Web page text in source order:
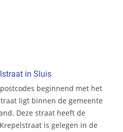
in Sluis
beginnend met het
ligt binnen de gemeente
Deze straat heeft de
is gelegen in de